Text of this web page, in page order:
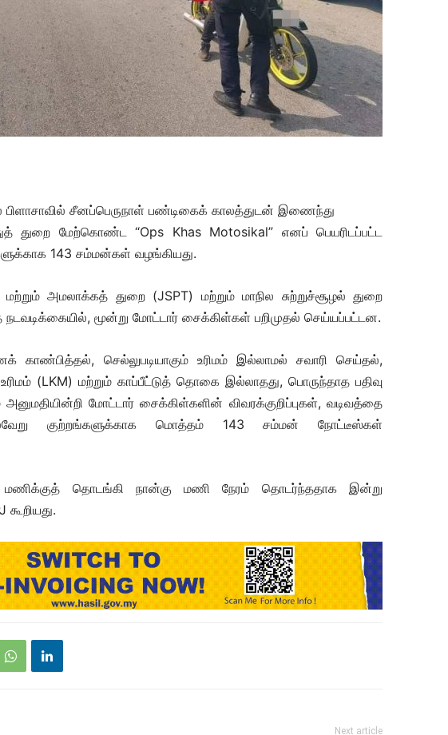
பிளாசாவில் சீனப்பெருநாள் பண்டிகைக் காலத்துடன் இணைந்து
துறை மேற்கொண்ட “Ops Khas Motosikal” எனப் பெயரிடப்பட்ட
143 சம்மன்கள் வழங்கியது.
மற்றும் அமலாக்கத் துறை (JSPT) மற்றும் மாநில சுற்றுச்சூழல் துறை
மூன்று மோட்டார் சைக்கிள்கள் பறிமுதல் செய்யப்பட்டன.
காண்பித்தல், செல்லுபடியாகும் உரிமம் இல்லாமல் சவாரி செய்தல்,
(LKM) மற்றும் காப்பீட்டுத் தொகை இல்லாதது, பொருந்தாத பதிவு
மோட்டார் சைக்கிள்களின் விவரக்குறிப்புகள், வடிவத்தை
குற்றங்களுக்காக மொத்தம் 143 சம்மன் நோட்டீஸ்கள்
தொடங்கி நான்கு மணி நேரம் தொடர்ந்ததாக இன்று
Next article